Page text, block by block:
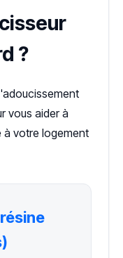
?
vous aider à
à votre logement